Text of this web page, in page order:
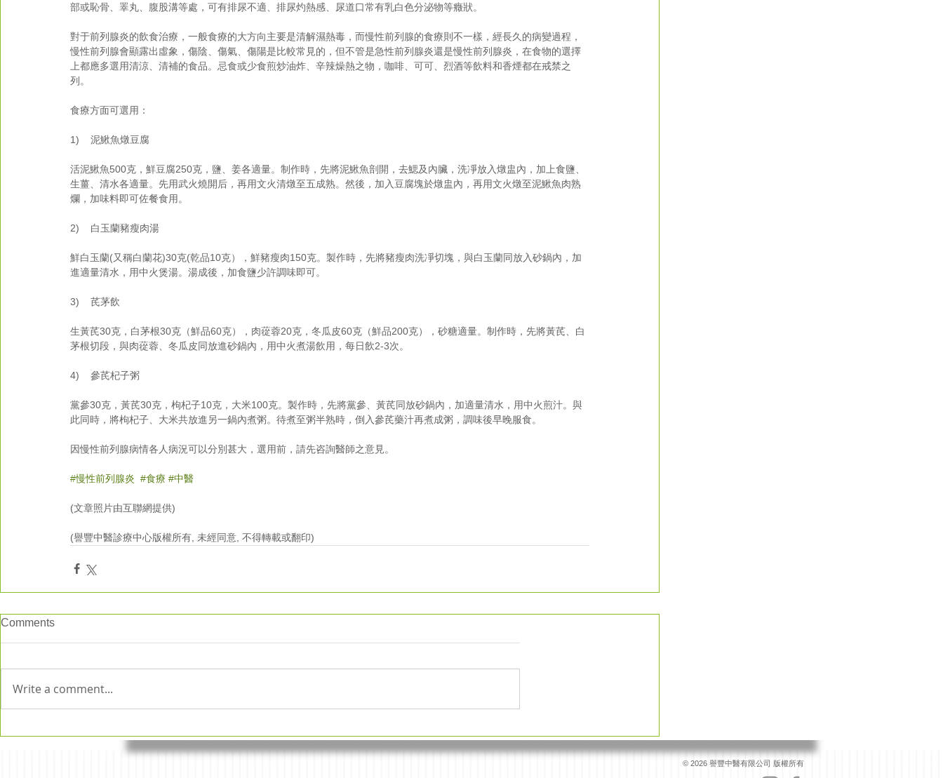
部或恥骨、睪丸、腹股溝等處，可有排尿不適、排尿灼熱感、尿道口常有乳白色分泌物等癥狀。
對于前列腺炎的飲食治療，一般食療的大方向主要是清解濕熱毒，而慢性前列腺的食療則不一樣，經長久的病變過程，
慢性前列腺會顯露出虛象，傷陰、傷氣、傷陽是比較常見的，但不管是急性前列腺炎還是慢性前列腺炎，在食物的選擇
上都應多選用清涼、清補的食品。忌食或少食煎炒油炸、辛辣燥熱之物，咖啡、可可、烈酒等飲料和香煙都在戒禁之
列。
食療方面可選用：
1)    泥鰍魚燉豆腐
活泥鰍魚500克，鮮豆腐250克，鹽、姜各適量。制作時，先將泥鰍魚剖開，去鰓及內臟，洗凈放入燉盅內，加上食鹽、
生薑、清水各適量。先用武火燒開后，再用文火清燉至五成熟。然後，加入豆腐塊於燉盅內，再用文火燉至泥鰍魚肉熟
爛，加味料即可佐餐食用。
2)    白玉蘭豬瘦肉湯
鮮白玉蘭(又稱白蘭花)30克(乾品10克），鮮豬瘦肉150克。製作時，先將豬瘦肉洗凈切塊，與白玉蘭同放入砂鍋內，加
進適量清水，用中火煲湯。湯成後，加食鹽少許調味即可。
3)    芪茅飲
生黃芪30克，白茅根30克（鮮品60克），肉蓯蓉20克，冬瓜皮60克（鮮品200克），砂糖適量。制作時，先將黃芪、白
茅根切段，與肉蓯蓉、冬瓜皮同放進砂鍋內，用中火煮湯飲用，每日飲2-3次。
4)    參芪杞子粥
黨參30克，黃芪30克，枸杞子10克，大米100克。製作時，先將黨參、黃芪同放砂鍋內，加適量清水，用中火煎汁。與
此同時，將枸杞子、大米共放進另一鍋內煮粥。待煮至粥半熟時，倒入參芪藥汁再煮成粥，調味後早晚服食。
因慢性前列腺病情各人病況可以分別甚大，選用前，請先咨詢醫師之意見。
#慢性前列腺炎 #食療 #中醫
(文章照片由互聯網提供)
(譽豐中醫診療中心版權所有, 未經同意, 不得轉載或翻印)
Comments
Write a comment...
© 2026 譽豐中醫有限公司 版權所有